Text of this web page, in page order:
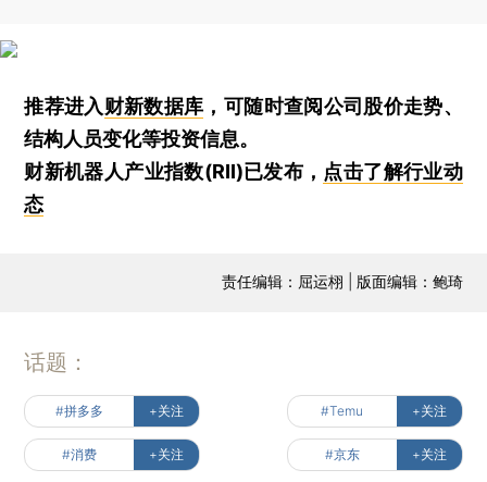
推荐进入财新数据库 ，可随时查阅公司股价走势、
结构人员变化等投资信息。
财新机器人产业指数(RII)已发布， 点击了解行业动
态
责任编辑：屈运栩 | 版面编辑：鲍琦
话题：
#拼多多 +关注 #Temu +关注
#消费 +关注 #京东 +关注